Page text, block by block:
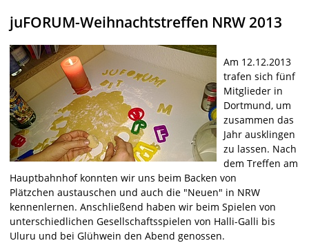
juFORUM-Weihnachtstreffen NRW 2013
Am 12.12.2013
trafen sich fünf
Mitglieder in
Dortmund, um
zusammen das
Jahr ausklingen
zu lassen. Nach
dem Treffen am
Hauptbahnhof konnten wir uns beim Backen von
Plätzchen austauschen und auch die "Neuen" in NRW
kennenlernen. Anschließend haben wir beim Spielen von
unterschiedlichen Gesellschaftsspielen von Halli-Galli bis
Uluru und bei Glühwein den Abend genossen.